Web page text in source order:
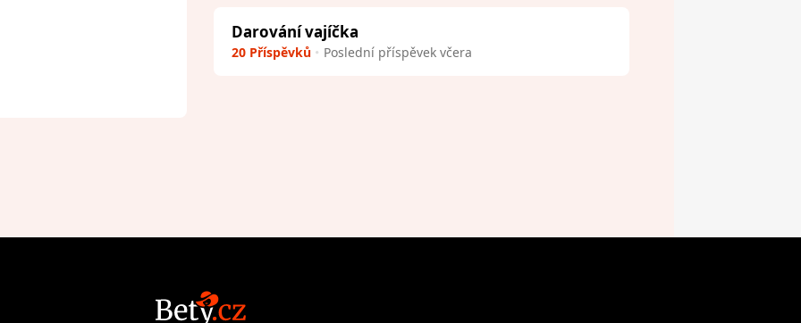
Darování vajíčka
20 Příspěvků Poslední příspěvek včera